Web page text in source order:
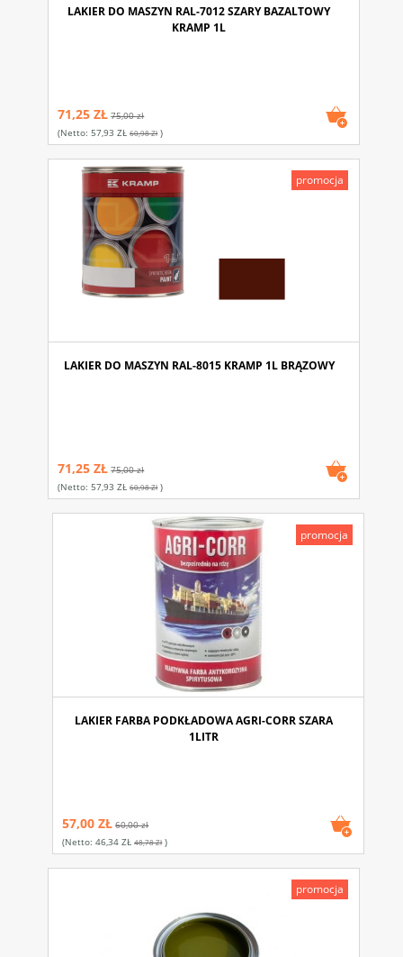
LAKIER DO MASZYN RAL-7012 SZARY BAZALTOWY
KRAMP 1L
71,25 ZŁ 75,00 zł
(netto:57,93 ZŁ 60,98 Zł)
LAKIER DO MASZYN RAL-8015 KRAMP 1L BRĄZOWY
71,25 ZŁ 75,00 zł
(netto:57,93 ZŁ 60,98 Zł)
promocja
LAKIER FARBA PODKŁADOWA AGRI-CORR SZARA
1LITR
57,00 ZŁ 60,00 zł
(netto:46,34 ZŁ 48,78 Zł)
promocja
promocja